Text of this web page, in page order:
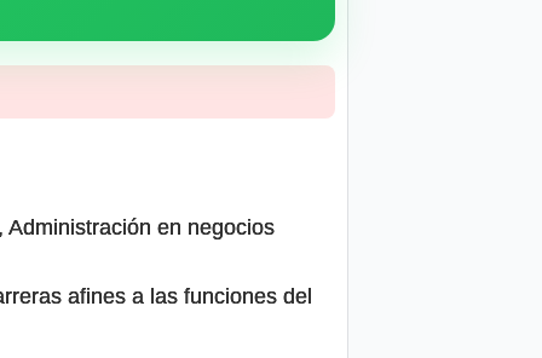
en negocios
afines a las funciones del